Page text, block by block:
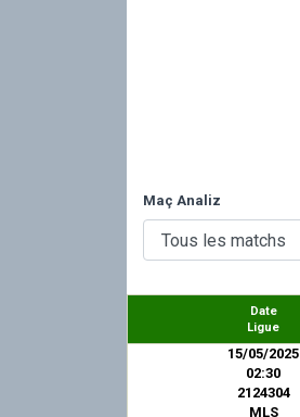
Maç Analiz
Date
Ligue
15/05/2025
02:30
2124304
MLS